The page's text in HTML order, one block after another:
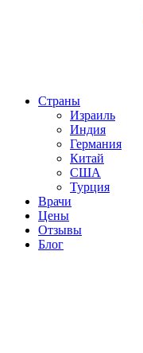
Страны
Израиль
Индия
Германия
Китай
США
Турция
Врачи
Цены
Отзывы
Блог